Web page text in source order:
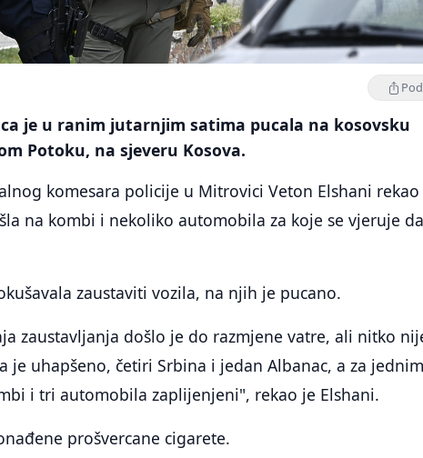
je u ranim jutarnjim satima pucala na kosovsku
Potoku, na sjeveru Kosova.
komesara policije u Mitrovici Veton Elshani rekao
na kombi i nekoliko automobila za koje se vjeruje da
zaustaviti vozila, na njih je pucano.
zaustavljanja došlo je do razmjene vatre, ali nitko
je uhapšeno, četiri Srbina i jedan Albanac, a za
i tri automobila zaplijenjeni", rekao je Elshani.
prošvercane cigarete.